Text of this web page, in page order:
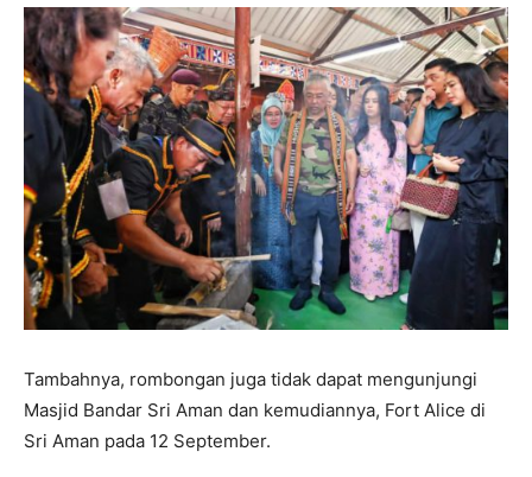
Tambahnya, rombongan juga tidak dapat mengunjungi
Masjid Bandar Sri Aman dan kemudiannya, Fort Alice di
Sri Aman pada 12 September.